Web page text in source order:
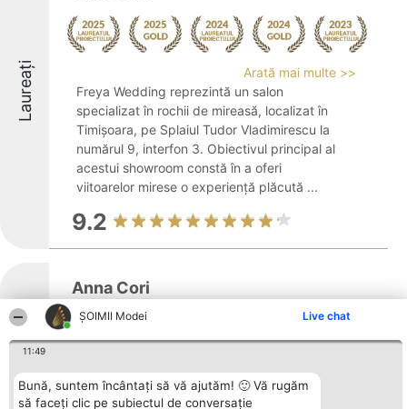
ȘOIMII Modei Live chat
11:49
Bună, suntem încântați să vă ajutăm! 🙂 Vă rugăm
să faceți clic pe subiectul de conversație
Laureați
Arată mai multe >>
Freya Wedding reprezintă un salon
specializat în rochii de mireasă, localizat în
Timișoara, pe Splaiul Tudor Vladimirescu la
numărul 9, interfon 3. Obiectivul principal al
acestui showroom constă în a oferi
viitoarelor mirese o experiență plăcută ...
9.2
Anna Cori
Arată mai multe >>
Anna Cori reprezintă un brand din România